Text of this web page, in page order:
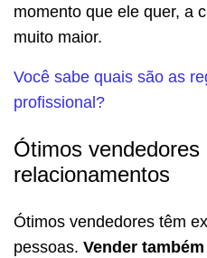
momento que ele quer, a
muito maior.
Você sabe quais são as
profissional?
Ótimos vendedores
relacionamentos
Ótimos vendedores têm
pessoas. Vender